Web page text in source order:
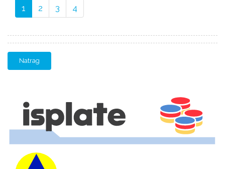
1 2 3 4
Natrag